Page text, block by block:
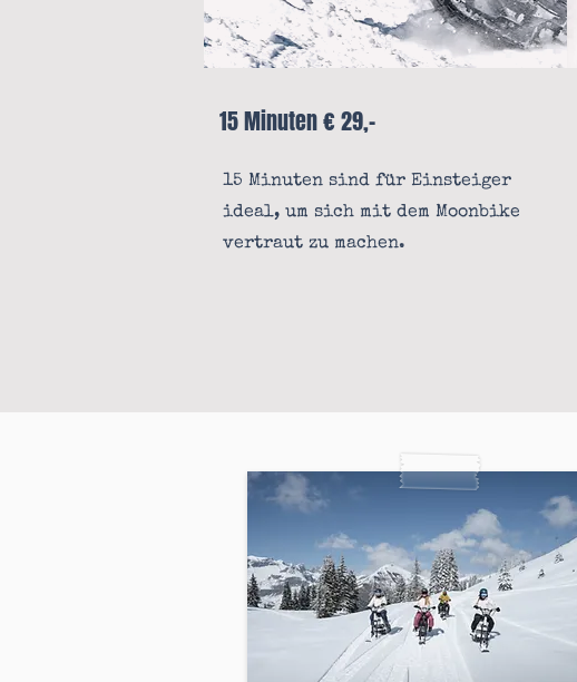
15 Minuten € 29,-
15 Minuten sind für Einsteiger
ideal, um sich mit dem Moonbike
vertraut zu machen.